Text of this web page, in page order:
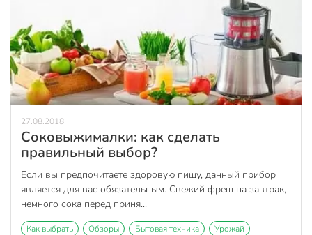
Соковыжималки: как сделать
правильный выбор?
27.08.2018
Если вы предпочитаете здоровую пищу, данный прибор
является для вас обязательным. Свежий фреш на завтрак,
немного сока перед приня...
Как выбрать Обзоры Бытовая техника Урожай